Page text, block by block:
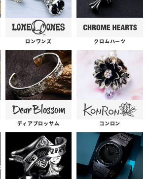
ロンワンズ クロムハーツ
ディアブロッサム コンロン